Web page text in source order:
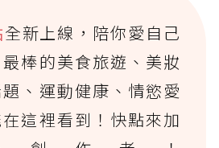
全新上線，陪你愛自己
棒的美食旅遊、美妝
、運動健康、情慾愛
這裡看到！快點來加